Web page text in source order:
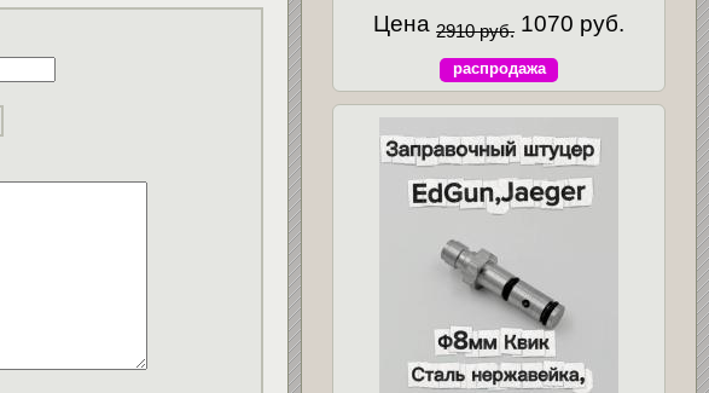
Цена 2910 руб. 1070 руб.
распродажа